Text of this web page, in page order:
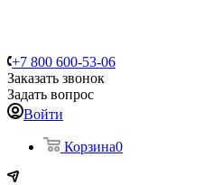
+7 800 600-53-06
Заказать звонок
Задать вопрос
Войти
Корзина0